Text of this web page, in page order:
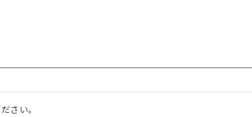
さい。